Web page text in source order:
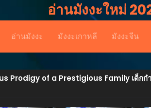
อ่านมังงะใหม่
อ่านมังงะ มังงะเกาหลี มังงะจีน
Prodigy of a Prestigious Family เด็กกำ